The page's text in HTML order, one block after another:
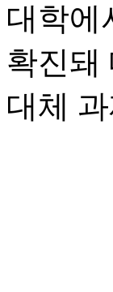
대학에
확진돼
대체